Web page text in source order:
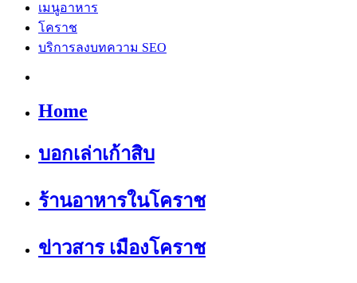
เมนูอาหาร
โคราช
บริการลงบทความ SEO
Home
บอกเล่าเก้าสิบ
ร้านอาหารในโคราช
ข่าวสาร เมืองโคราช